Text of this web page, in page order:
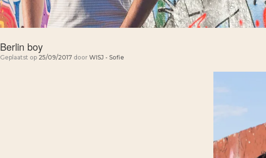
Berlin boy
Geplaatst op 25/09/2017 door WISJ - Sofie